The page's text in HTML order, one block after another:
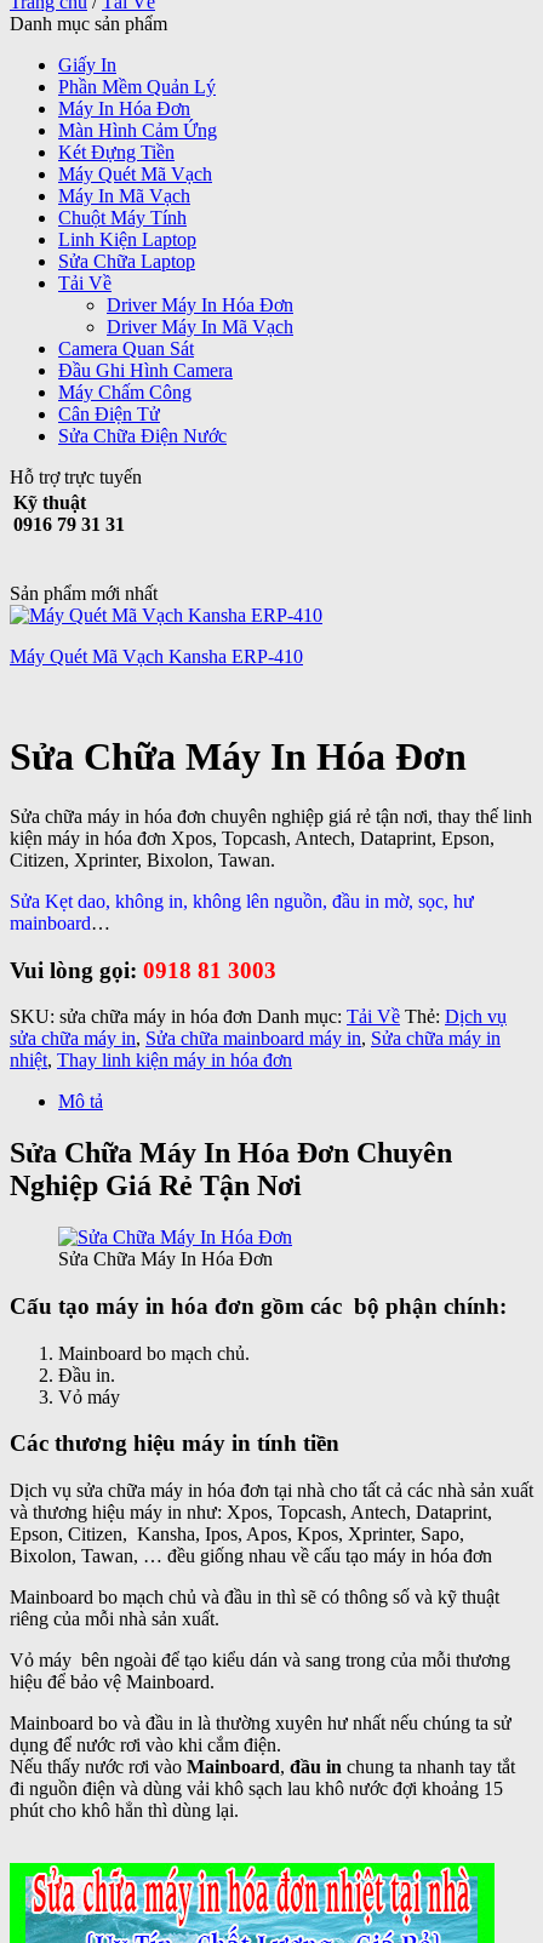
Danh mục sản phẩm
Giấy In
Phần Mềm Quản Lý
Máy In Hóa Đơn
Màn Hình Cảm Ứng
Két Đựng Tiền
Máy Quét Mã Vạch
Máy In Mã Vạch
Chuột Máy Tính
Linh Kiện Laptop
Sửa Chữa Laptop
Tải Về
Driver Máy In Hóa Đơn
Driver Máy In Mã Vạch
Camera Quan Sát
Đầu Ghi Hình Camera
Máy Chấm Công
Cân Điện Tử
Sửa Chữa Điện Nước
Hỗ trợ trực tuyến
Kỹ thuật
0916 79 31 31
Sản phẩm mới nhất
Máy Quét Mã Vạch Kansha ERP-410
Sửa Chữa Máy In Hóa Đơn
Sửa chữa máy in hóa đơn chuyên nghiệp giá rẻ tận nơi, thay thế linh
kiện máy in hóa đơn Xpos, Topcash, Antech, Dataprint, Epson,
Citizen, Xprinter, Bixolon, Tawan.
Sửa Kẹt dao, không in, không lên nguồn, đầu in mờ, sọc, hư
mainboard…
Vui lòng gọi: 0918 81 3003
SKU: sửa chữa máy in hóa đơn Danh mục: Tải Về Thẻ: Dịch vụ
sửa chữa máy in, Sửa chữa mainboard máy in, Sửa chữa máy in
nhiệt, Thay linh kiện máy in hóa đơn
Mô tả
Sửa Chữa Máy In Hóa Đơn Chuyên
Nghiệp Giá Rẻ Tận Nơi
Sửa Chữa Máy In Hóa Đơn
Cấu tạo máy in hóa đơn gồm các bộ phận chính:
Mainboard bo mạch chủ.
Đầu in.
Vỏ máy
Các thương hiệu máy in tính tiền
Dịch vụ sửa chữa máy in hóa đơn tại nhà cho tất cả các nhà sản xuất
và thương hiệu máy in như: Xpos, Topcash, Antech, Dataprint,
Epson, Citizen, Kansha, Ipos, Apos, Kpos, Xprinter, Sapo,
Bixolon, Tawan, … đều giống nhau về cấu tạo máy in hóa đơn
Mainboard bo mạch chủ và đầu in thì sẽ có thông số và kỹ thuật
riêng của mỗi nhà sản xuất.
Vỏ máy bên ngoài để tạo kiểu dán và sang trong của mỗi thương
hiệu để bảo vệ Mainboard.
Mainboard bo và đầu in là thường xuyên hư nhất nếu chúng ta sử
dụng để nước rơi vào khi cắm điện.
Nếu thấy nước rơi vào Mainboard, đầu in chung ta nhanh tay tắt
đi nguồn điện và dùng vải khô sạch lau khô nước đợi khoảng 15
phút cho khô hẳn thì dùng lại.